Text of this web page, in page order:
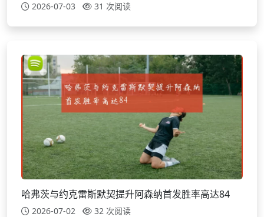
2026-07-03 31 次阅读
哈弗茨与约克雷斯默契提升阿森纳首发胜率高达84
2026-07-02 32 次阅读